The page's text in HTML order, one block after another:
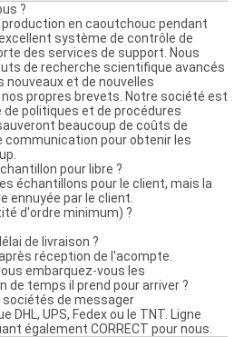
?
en caoutchouc pendant
système de contrôle de
des services de support. Nous
de recherche scientifique avancés
nouveaux et de nouvelles
propres brevets. Notre société est
politiques et de procédures
beaucoup de coûts de
communication pour obtenir les
pour libre ?
échantillons pour le client, mais la
ennuyée par le client.
d'ordre minimum) ?
de livraison ?
réception de l'acompte.
embarquez-vous les
de temps il prend pour arriver ?
sociétés de messager
UPS, Fedex ou le TNT. Ligne
également CORRECT pour nous.